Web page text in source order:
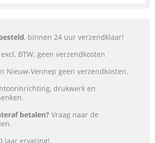
, binnen 24 uur verzendklaar!
BTW. geen verzendkosten
Nieuw-Vennep geen verzendkosten.
drukwerk en
betalen? Vraag naar de
jaar ervaring!